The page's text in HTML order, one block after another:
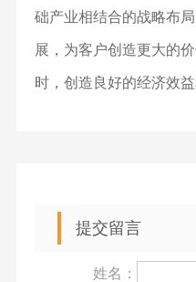
础产业相结合的战略布
展，为客户创造更大的
时，创造良好的经济效益
提交留言
姓名：